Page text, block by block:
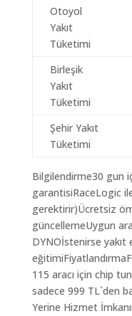
Otoyol
Yakıt
Tüketimi
Birleşik
Yakıt
Tüketimi
Şehir Yakıt
Tüketimi
Bilgilendirme30 gun
garantisiRaceLogic
gerektirir)Ücretsiz
güncellemeUygun
DYNOİstenirse
115 aracı için chip
sadece 999 TL`den
Yerine Hizmet